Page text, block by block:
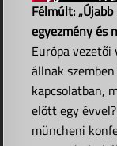
Félmúlt:
egyezmény és
Európa
állnak
kapcsolatban,
előtt egy
müncheni